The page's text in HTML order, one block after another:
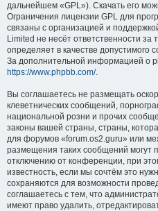
дальнейшем «GPL»). Скачать его
Ограничения лицензии GPL для
связаны с организацией и
Limited не несёт ответственности
определяет в качестве допустимого
За дополнительной информацией о
https://www.phpbb.com/.
Вы соглашаетесь не размещать
клеветнических сообщений,
национальной розни и прочих
законы вашей страны, страны,
для форумов «forum.os2.guru» или
размещения таких сообщений могут
отключению от конференции, при
известность, если мы сочтём это
сохраняются для возможности
соглашаетесь с тем, что
имеют право удалить,